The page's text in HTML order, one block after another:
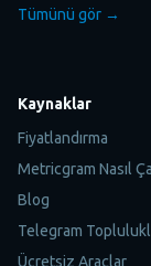
Tümünü gör →
Kaynaklar
Fiyatlandırma
Metricgram Nasıl
Blog
Telegram
Ücretsiz Araçlar